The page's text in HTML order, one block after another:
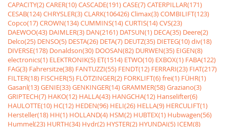
CAPACITY(2)CARER(10)CASCADE(191)CASE(7)CATERPILLAR(171)
CESAB(124)CHRYSLER(3)CLARK(106426)Climax(3)COMBILIFT(123)
Copco(17)CROWN(134)CUMMINS(14)CURTIS(14)CVS(23)
DAEWOO(43) DAIMLER(3) DAN(2161) DATSUN(1) DECA(35) Deere(2)
Delco(25) DENSO(5) DESTA(26) DETA(7) DEUTZ(35) DIETEG(10)div(18)
DIVERSE(178) Donaldson(30) DOOSAN(82) DURWEN(35) EIGEN(8)
electronics(1) ELEKTRONIK(5) ET(1514) ETWO(10) EXBOX(1) FABA(122)
FAG(3) Fahrersitze(38) FANTUZZI(55) FENDT(12) FERRARI(23) FIAT(217)
FILTER(18) FISCHER(5) FLÖTZINGER(2) FORKLIFT(6)frei(1) FÜHR(1)
Gasanl(13)GENIE(33)GENKINGER(14)GRAMMER(58)Graziano(3)
GRIPTECH(7) HAKO(12) HALLA(43) HANGCHA(12) Hanselifter(6)
HAULOTTE(10) HC(12) HEDEN(96) HELI(26) HELLA(9) HERCULIFT(1)
Hersteller(18) HH(1) HOLLAND(4) HSM(2) HUBTEX(1) Hubwagen(56)
Hummel(23) HURTH(34) Hydr(2) HYSTER(2) HYUNDAI(5) ICEM(8)